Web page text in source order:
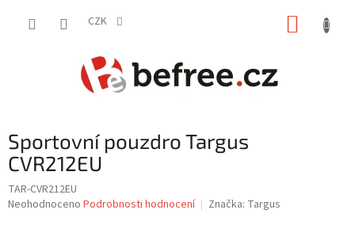
CZK
Sportovní pouzdro Targus
CVR212EU
TAR-CVR212EU
Průměrné
Neohodnoceno Podrobnosti hodnocení Značka: Targus